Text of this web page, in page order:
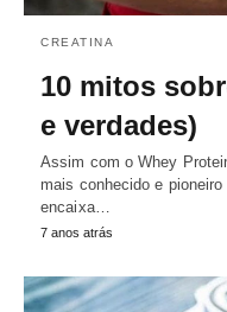
CREATINA
10 mitos
e verdades)
Assim com o Whey
mais conhecido e
encaixa…
7 anos atrás